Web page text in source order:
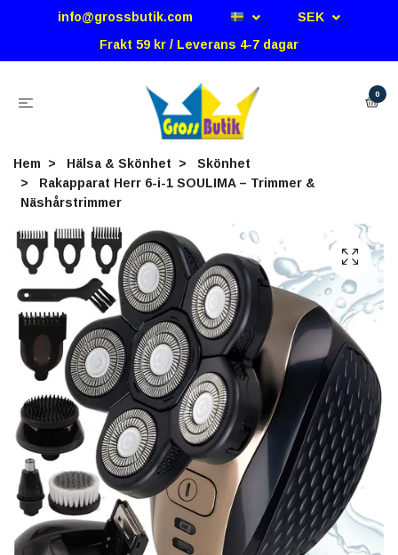
info@grossbutik.com
SEK
Frakt 59 kr / Leverans 4-7 dagar
0
Hem Hälsa & Skönhet
Skönhet
Rakapparat Herr 6-i-1 SOULIMA – Trimmer &
Näshårstrimmer